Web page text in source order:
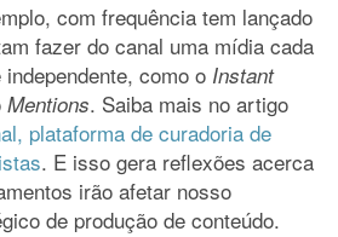
com frequência tem lançado
fazer do canal uma mídia cada
como o Instant
Mentions. Saiba mais no artigo
plataforma de curadoria de
. E isso gera reflexões acerca
irão afetar nosso
de produção de conteúdo.